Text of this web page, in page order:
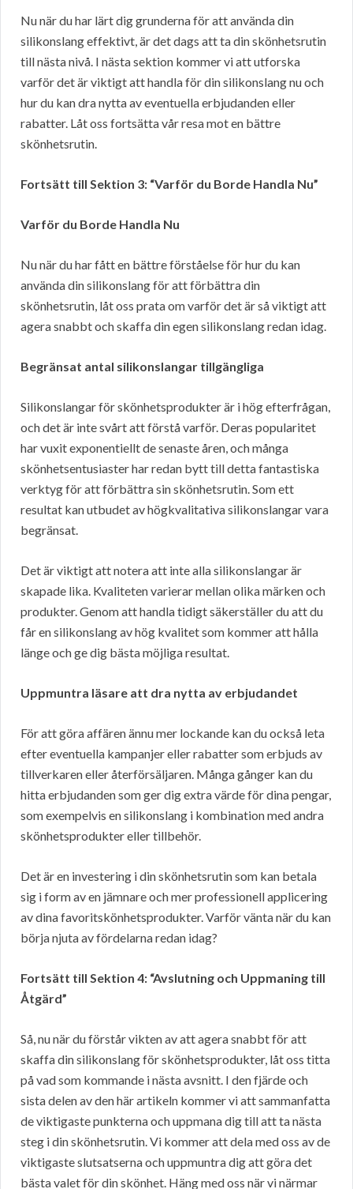
Nu när du har lärt dig grunderna för att använda din
silikonslang effektivt, är det dags att ta din skönhetsrutin
till nästa nivå. I nästa sektion kommer vi att utforska
varför det är viktigt att handla för din silikonslang nu och
hur du kan dra nytta av eventuella erbjudanden eller
rabatter. Låt oss fortsätta vår resa mot en bättre
skönhetsrutin.
Fortsätt till Sektion 3: “Varför du Borde Handla Nu”
Varför du Borde Handla Nu
Nu när du har fått en bättre förståelse för hur du kan
använda din silikonslang för att förbättra din
skönhetsrutin, låt oss prata om varför det är så viktigt att
agera snabbt och skaffa din egen silikonslang redan idag.
Begränsat antal silikonslangar tillgängliga
Silikonslangar för skönhetsprodukter är i hög efterfrågan,
och det är inte svårt att förstå varför. Deras popularitet
har vuxit exponentiellt de senaste åren, och många
skönhetsentusiaster har redan bytt till detta fantastiska
verktyg för att förbättra sin skönhetsrutin. Som ett
resultat kan utbudet av högkvalitativa silikonslangar vara
begränsat.
Det är viktigt att notera att inte alla silikonslangar är
skapade lika. Kvaliteten varierar mellan olika märken och
produkter. Genom att handla tidigt säkerställer du att du
får en silikonslang av hög kvalitet som kommer att hålla
länge och ge dig bästa möjliga resultat.
Uppmuntra läsare att dra nytta av erbjudandet
För att göra affären ännu mer lockande kan du också leta
efter eventuella kampanjer eller rabatter som erbjuds av
tillverkaren eller återförsäljaren. Många gånger kan du
hitta erbjudanden som ger dig extra värde för dina pengar,
som exempelvis en silikonslang i kombination med andra
skönhetsprodukter eller tillbehör.
Det är en investering i din skönhetsrutin som kan betala
sig i form av en jämnare och mer professionell applicering
av dina favoritskönhetsprodukter. Varför vänta när du kan
börja njuta av fördelarna redan idag?
Fortsätt till Sektion 4: “Avslutning och Uppmaning till
Åtgärd”
Så, nu när du förstår vikten av att agera snabbt för att
skaffa din silikonslang för skönhetsprodukter, låt oss titta
på vad som kommande i nästa avsnitt. I den fjärde och
sista delen av den här artikeln kommer vi att sammanfatta
de viktigaste punkterna och uppmana dig till att ta nästa
steg i din skönhetsrutin. Vi kommer att dela med oss av de
viktigaste slutsatserna och uppmuntra dig att göra det
bästa valet för din skönhet. Häng med oss när vi närmar